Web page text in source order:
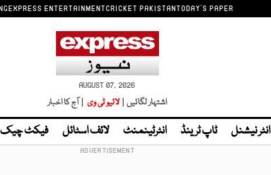
EXPRESS ENTERTAINMENTCRICKET PAKISTANTODAY'S PAPER
AUGUST 07, 2026
اشتہار لگائیں | لائیو ٹی وی | آج کا اخبار
انٹر نیشنل ٹاپ ٹرینڈ انٹرٹینمنٹ لائف اسٹائل فیکٹ چیک